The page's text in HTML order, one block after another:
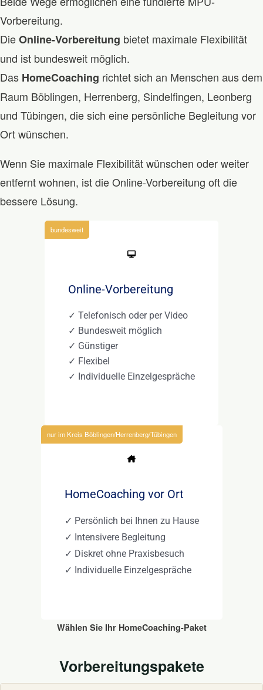
Vorbereitung.
DieOnline-Vorbereitung bietet maximale Flexibilität
und ist bundesweit möglich.
Das HomeCoaching richtet sich an Menschen aus dem
Raum Böblingen, Herrenberg, Sindelfingen, Leonberg
und Tübingen, die sich eine persönliche Begleitung vor
Ort wünschen.
Wenn Sie maximale Flexibilität wünschen oder weiter
entfernt wohnen, ist die Online-Vorbereitung oft die
bessere Lösung.
Online-Vorbereitung
✓ Telefonisch oder per Video
✓ Bundesweit möglich
✓ Günstiger
✓ Flexibel
✓ Individuelle Einzelgespräche
bundesweit
HomeCoaching vor Ort
✓ Persönlich bei Ihnen zu Hause
✓ Intensivere Begleitung
✓ Diskret ohne Praxisbesuch
✓ Individuelle Einzelgespräche
nur im Kreis Böblingen/Herrenberg/Tübingen
Wählen Sie Ihr HomeCoaching-Paket
Vorbereitungspakete